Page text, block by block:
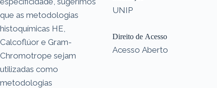
que as metodologias
histoquímicas HE,
Calcoflúor e Gram-
Chromotrope sejam
utilizadas como
metodologias
UNIP
Direito de Acesso
Acesso Aberto